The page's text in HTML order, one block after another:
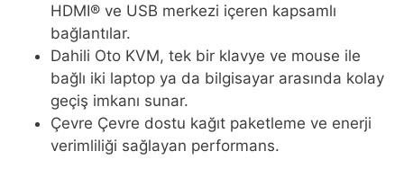
HDMI® ve USB merkezi içeren kapsamlı
bağlantılar.
Dahili Oto KVM, tek bir klavye ve mouse ile
bağlı iki laptop ya da bilgisayar arasında kolay
geçiş imkanı sunar.
Çevre Çevre dostu kağıt paketleme ve enerji
verimliliği sağlayan performans.